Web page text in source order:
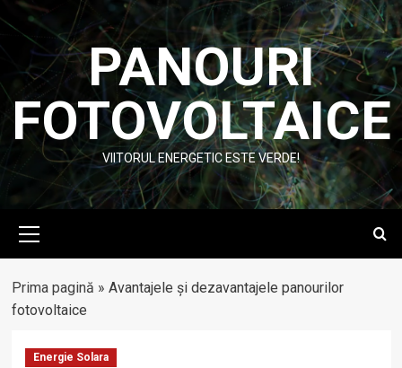
Skip
to
content
PANOURI
FOTOVOLTAICE
VIITORUL ENERGETIC ESTE VERDE!
Menu
Prima pagină » Avantajele și dezavantajele panourilor
fotovoltaice
Energie Solara